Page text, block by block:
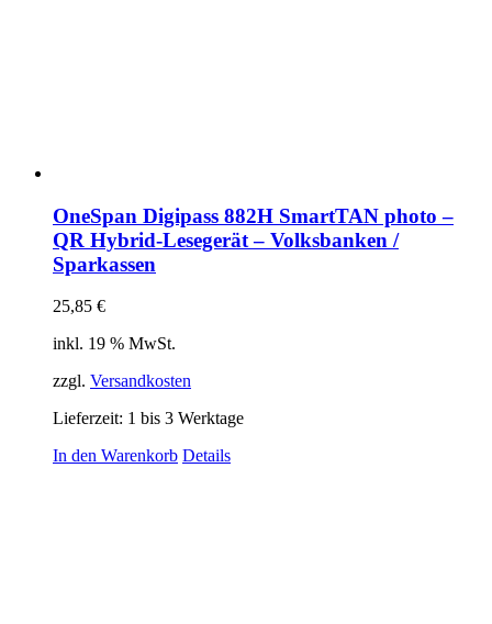
OneSpan Digipass 882H SmartTAN photo –
QR Hybrid-Lesegerät – Volksbanken /
Sparkassen
25,85 €
inkl. 19 % MwSt.
zzgl. Versandkosten
Lieferzeit: 1 bis 3 Werktage
In den Warenkorb Details